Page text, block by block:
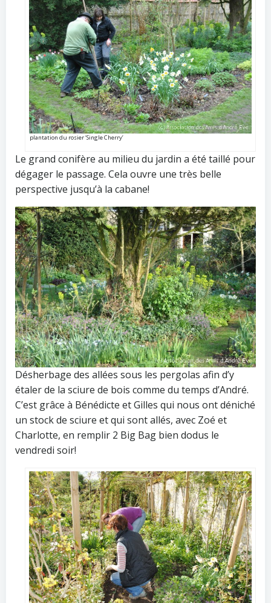
plantation du rosier ‘Single Cherry’
Le grand conifère au milieu du jardin a été taillé pour
dégager le passage. Cela ouvre une très belle
perspective jusqu’à la cabane!
Désherbage des allées sous les pergolas afin d’y
étaler de la sciure de bois comme du temps d’André.
C’est grâce à Bénédicte et Gilles qui nous ont déniché
un stock de sciure et qui sont allés, avec Zoé et
Charlotte, en remplir 2 Big Bag bien dodus le
vendredi soir!